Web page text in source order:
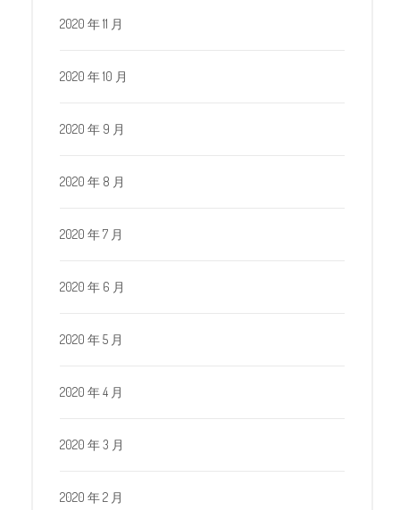
2020 年 11 月
2020 年 10 月
2020 年 9 月
2020 年 8 月
2020 年 7 月
2020 年 6 月
2020 年 5 月
2020 年 4 月
2020 年 3 月
2020 年 2 月